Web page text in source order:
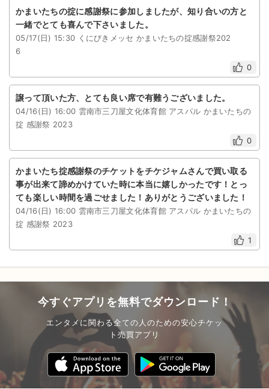
特定商取引法に基づく表記
公演登録依頼
チケットジャムの取り組み
音楽情報
かまいたちの掟に感謝祭に参加しましたが、知り合いの方と
一緒でとても喜んで下さいました。
05/17(日) 15:30 くにびきメッセ かまいたちの掟感謝祭202
6
0
譲って頂いた方、とても良い席で有難うございました。
04/16(日) 16:00 雲南市三刀屋文化体育館 アスパル かまいたちの
掟 感謝祭 2023
0
かまいたち掟感謝祭のチケットをチケジャムさんで買い取る
事が出来て諦めかけていた時に本当に嬉しかったです！とっ
ても楽しい時間を過ごせました！ありがとうございました！
04/16(日) 16:00 雲南市三刀屋文化体育館 アスパル かまいたちの
掟 感謝祭 2023
1
今すぐアプリを無料でダウンロード！
エンタメに関わる全ての人のための安心チケッ
ト売買アプリ